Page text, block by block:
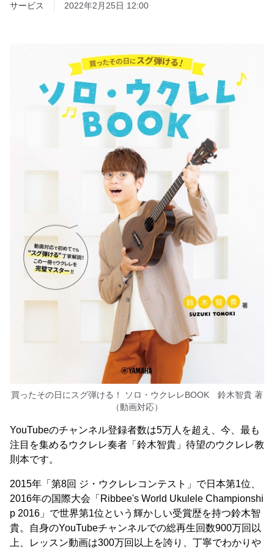
サービス
2022年2月25日 12:00
買ったその日にスグ弾ける！ ソロ・ウクレレBOOK 鈴木智貴 著
（動画対応）
YouTubeのチャンネル登録者数は5万人を超え、今、最も
注目を集めるウクレレ奏者「鈴木智貴」待望のウクレレ教
則本です。
2015年「第8回 ジ・ウクレレコンテスト」で日本第1位、
2016年の国際大会「Ribbee's World Ukulele Championshi
p 2016」で世界第1位という輝かしい受賞歴を持つ鈴木智
貴。自身のYouTubeチャンネルでの総再生回数900万回以
上、レッスン動画は300万回以上を誇り、丁寧でわかりや